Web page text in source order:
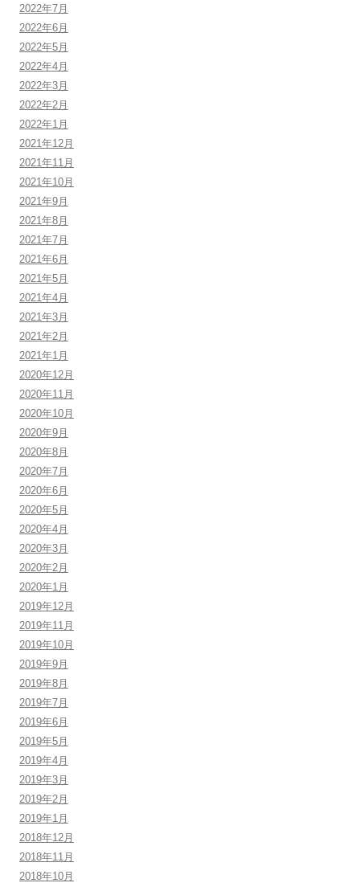
2022年7月
2022年6月
2022年5月
2022年4月
2022年3月
2022年2月
2022年1月
2021年12月
2021年11月
2021年10月
2021年9月
2021年8月
2021年7月
2021年6月
2021年5月
2021年4月
2021年3月
2021年2月
2021年1月
2020年12月
2020年11月
2020年10月
2020年9月
2020年8月
2020年7月
2020年6月
2020年5月
2020年4月
2020年3月
2020年2月
2020年1月
2019年12月
2019年11月
2019年10月
2019年9月
2019年8月
2019年7月
2019年6月
2019年5月
2019年4月
2019年3月
2019年2月
2019年1月
2018年12月
2018年11月
2018年10月